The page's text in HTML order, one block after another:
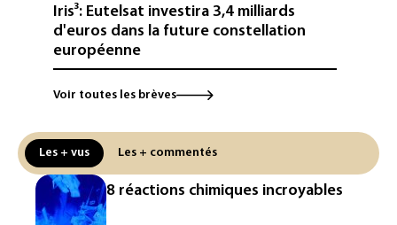
Iris³: Eutelsat investira 3,4 milliards
d'euros dans la future constellation
européenne
Le magazine VSD racheté par
l'entrepreneur Vianney d'Alançon
La production française de maïs
attendue au plus bas depuis 1980
"Retour en force" progressif de la
chaleur dans les prochains jours en
Voir toutes les brèves
Les + vus Les + commentés
8 réactions chimiques incroyables